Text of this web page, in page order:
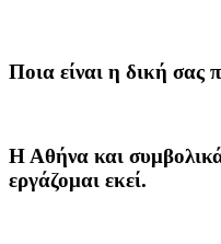
Ποια είναι η δική σας
Η Αθήνα και
εργάζομαι εκεί.